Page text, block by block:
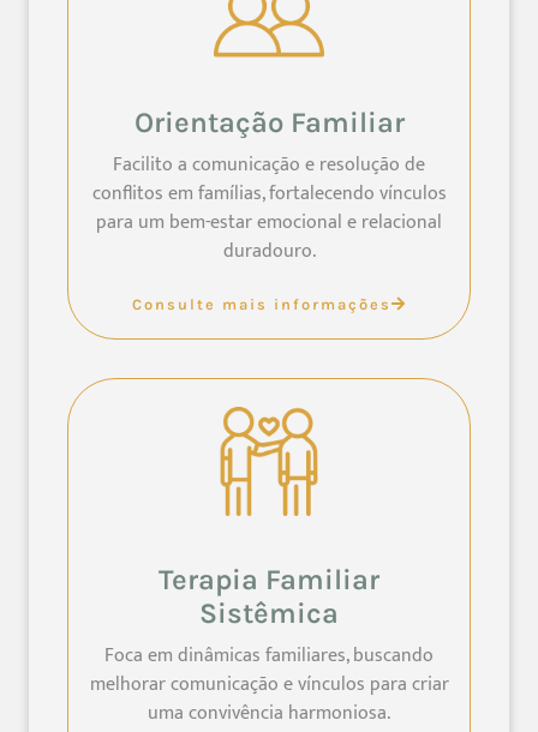
Orientação Familiar
Facilito a comunicação e resolução de
conflitos em famílias, fortalecendo vínculos
para um bem-estar emocional e relacional
duradouro.
Consulte mais informações
Terapia Familiar
Sistêmica
Foca em dinâmicas familiares, buscando
melhorar comunicação e vínculos para criar
uma convivência harmoniosa.